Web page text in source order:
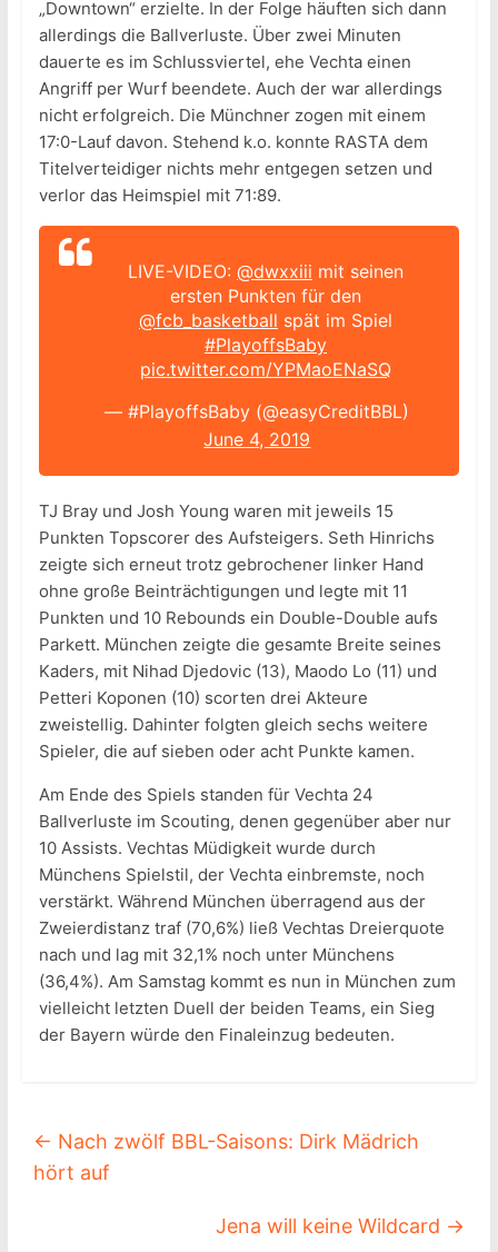
„Downtown“ erzielte. In der Folge häuften sich dann
allerdings die Ballverluste. Über zwei Minuten
dauerte es im Schlussviertel, ehe Vechta einen
Angriff per Wurf beendete. Auch der war allerdings
nicht erfolgreich. Die Münchner zogen mit einem
17:0-Lauf davon. Stehend k.o. konnte RASTA dem
Titelverteidiger nichts mehr entgegen setzen und
verlor das Heimspiel mit 71:89.
LIVE-VIDEO: @dwxxiii mit seinen
ersten Punkten für den
@fcb_basketball spät im Spiel
#PlayoffsBaby
pic.twitter.com/YPMaoENaSQ
— #PlayoffsBaby (@easyCreditBBL)
June 4, 2019
TJ Bray und Josh Young waren mit jeweils 15
Punkten Topscorer des Aufsteigers. Seth Hinrichs
zeigte sich erneut trotz gebrochener linker Hand
ohne große Beinträchtigungen und legte mit 11
Punkten und 10 Rebounds ein Double-Double aufs
Parkett. München zeigte die gesamte Breite seines
Kaders, mit Nihad Djedovic (13), Maodo Lo (11) und
Petteri Koponen (10) scorten drei Akteure
zweistellig. Dahinter folgten gleich sechs weitere
Spieler, die auf sieben oder acht Punkte kamen.
Am Ende des Spiels standen für Vechta 24
Ballverluste im Scouting, denen gegenüber aber nur
10 Assists. Vechtas Müdigkeit wurde durch
Münchens Spielstil, der Vechta einbremste, noch
verstärkt. Während München überragend aus der
Zweierdistanz traf (70,6%) ließ Vechtas Dreierquote
nach und lag mit 32,1% noch unter Münchens
(36,4%). Am Samstag kommt es nun in München zum
vielleicht letzten Duell der beiden Teams, ein Sieg
der Bayern würde den Finaleinzug bedeuten.
← Nach zwölf BBL-Saisons: Dirk Mädrich
hört auf
Jena will keine Wildcard →